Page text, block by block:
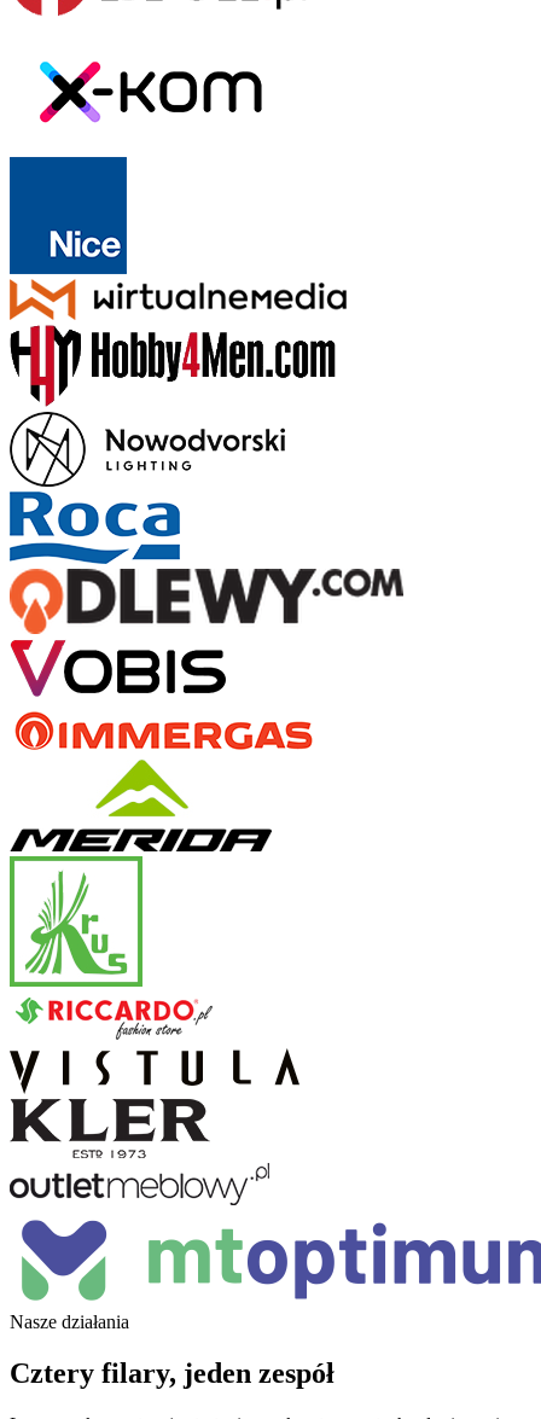
Nasze działania
Cztery filary, jeden zespół